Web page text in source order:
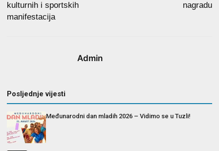
kulturnih i sportskih
manifestacija
nagradu
Admin
Posljednje vijesti
Međunarodni dan mladih 2026 – Vidimo se u Tuzli!